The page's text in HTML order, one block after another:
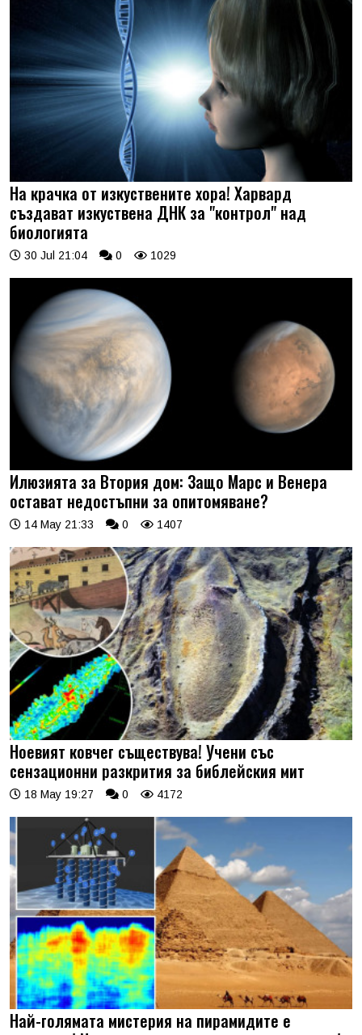
На крачка от изкуствените хора! Харвард
създават изкуствена ДНК за "контрол" над
биологията
30 Jul 21:04 0 1029
Илюзията за Втория дом: Защо Марс и Венера
остават недостъпни за опитомяване?
14 May 21:33 0 1407
Ноевият ковчег съществува! Учени със
сензационни разкрития за библейския мит
18 May 19:27 0 4172
Най-голямата мистерия на пирамидите е